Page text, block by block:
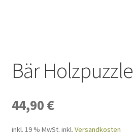
Zahlungsarten
Bär Holzpuzzle
44,90 €
inkl. 19 % MwSt. inkl. Versandkosten